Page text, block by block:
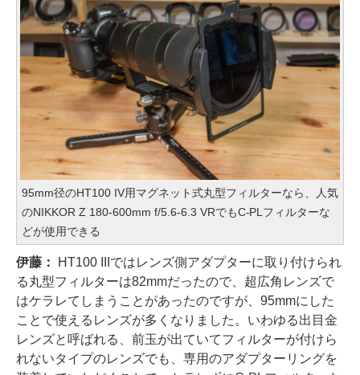
95mm径のHT100 IV用マグネット式丸型フィルターなら、人気
のNIKKOR Z 180-600mm f/5.6-6.3 VRでもC-PLフィルターな
どが使用できる
伊藤：
HT100 IIIではレンズ側アダプターに取り付けられ
る丸型フィルターは82mmだったので、超広角レンズで
はケラレてしまうことがあったのですが、95mmにした
ことで使えるレンズが多くなりました。いわゆる出目金
レンズと呼ばれる、前玉が出ていてフィルターが付けら
れないタイプのレンズでも、専用のアダプターリングを